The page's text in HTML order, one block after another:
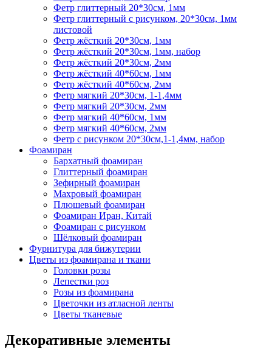
Фетр глиттерный 20*30см, 1мм
Фетр глиттерный с рисунком, 20*30см, 1мм
листовой
Фетр жёсткий 20*30см, 1мм
Фетр жёсткий 20*30см, 1мм, набор
Фетр жёсткий 20*30см, 2мм
Фетр жёсткий 40*60см, 1мм
Фетр жёсткий 40*60см, 2мм
Фетр мягкий 20*30см, 1-1,4мм
Фетр мягкий 20*30см, 2мм
Фетр мягкий 40*60см, 1мм
Фетр мягкий 40*60см, 2мм
Фетр с рисунком 20*30см,1-1,4мм, набор
Фоамиран
Бархатный фоамиран
Глиттерный фоамиран
Зефирный фоамиран
Махровый фоамиран
Плюшевый фоамиран
Фоамиран Иран, Китай
Фоамиран с рисунком
Шёлковый фоамиран
Фурнитура для бижутерии
Цветы из фоамирана и ткани
Головки розы
Лепестки роз
Розы из фоамирана
Цветочки из атласной ленты
Цветы тканевые
Декоративные элементы